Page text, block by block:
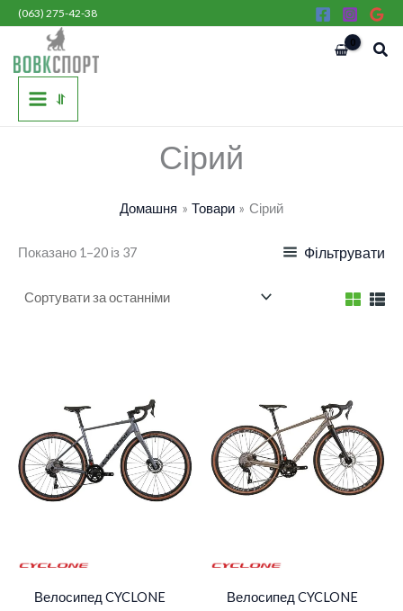
Перейти
вмісту
(063) 275-42-38
⥯
Сірий
Домашня Товари Сірий
Показано 1–20 із 37
останнім
Фільтрувати
Велосипед CYCLONE
Велосипед CYCLONE